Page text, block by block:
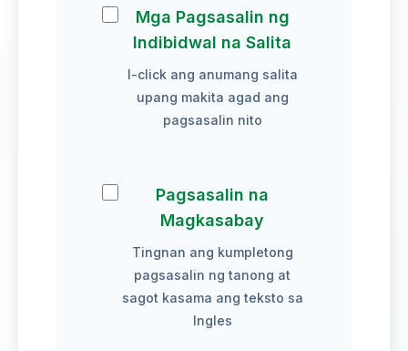
Mga Pagsasalin ng
Indibidwal na Salita
I-click ang anumang salita
upang makita agad ang
pagsasalin nito
Pagsasalin na
Magkasabay
Tingnan ang kumpletong
pagsasalin ng tanong at
sagot kasama ang teksto sa
Ingles